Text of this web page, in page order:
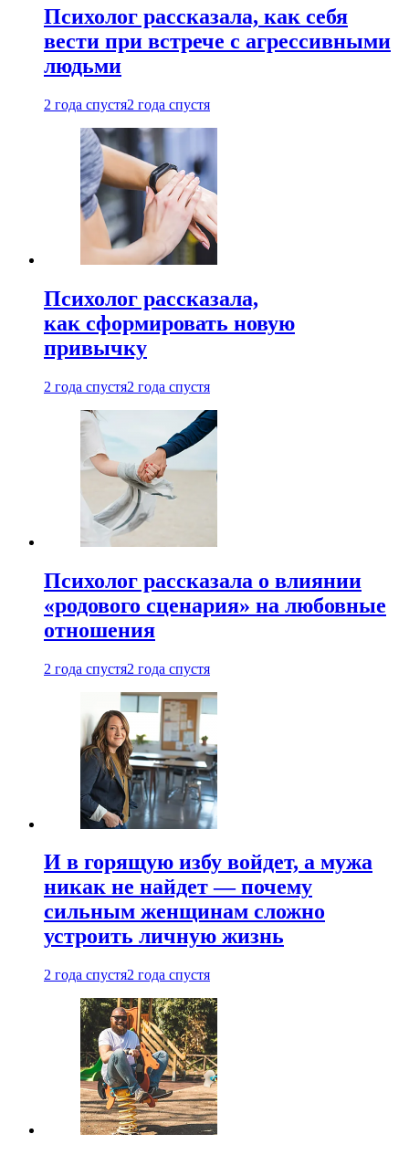
Психолог рассказала, как себя
вести при встрече с агрессивными
людьми
2 года спустя2 года спустя
Психолог рассказала,
как сформировать новую
привычку
2 года спустя2 года спустя
Психолог рассказала о влиянии
«родового сценария» на любовные
отношения
2 года спустя2 года спустя
И в горящую избу войдет, а мужа
никак не найдет — почему
сильным женщинам сложно
устроить личную жизнь
2 года спустя2 года спустя